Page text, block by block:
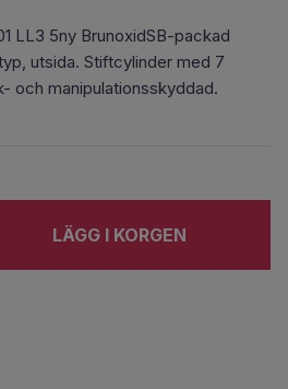
LL3 5ny BrunoxidSB-packad
utsida. Stiftcylinder med 7
och manipulationsskyddad.
LÄGG I KORGEN